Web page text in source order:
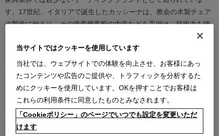
す。17世紀、イタリアで誕生したカッシーナは、教会の木製チェア
の製造に始まり、その後豪華客船の内装などを手掛け、技術力を確
かなものとしました。1927年にチェーザレ・カッシーナとウンベル
ト・カッシーナによってカッシーナ社が設立されると、5０年代には
モダンファーニチャーの分野へと転身、その後多くの製品が世界中
の最も重要な美術館にコレクションされるなど、その完成度とデザ
イン性は高い評価を得ています。この普遍的なクオリティを支える
のは、高水準のテクノロジーとアルチザン（職人）の技術の継承と
の見事な融合であり、また、永年をかけ築きあげられた歴史と信
と研究、著名な建築家やデザイナーとの協業にあります。カッシー
当サイトではクッキーを使用しています
当社では、ウェブサイトでの体験を向上させ、お客様にあっ
たコンテンツや広告のご提供や、トラフィックを分析するた
めにクッキーを使用しています。OKを押すことでお客様は
これらの利用条件に同意したものとみなされます。
「Cookieポリシー」のページでいつでも設定を変更いただ
けます